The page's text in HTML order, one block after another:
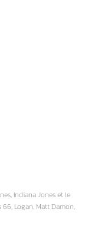
Indiana Jones et le
66, Logan, Matt Damon,